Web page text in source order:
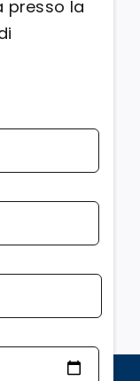
presso la